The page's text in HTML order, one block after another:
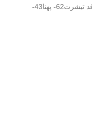
قد تیشرت55- پهنا40- قدشلوارک50 سایز60: قد تیشرت62- پهنا43-